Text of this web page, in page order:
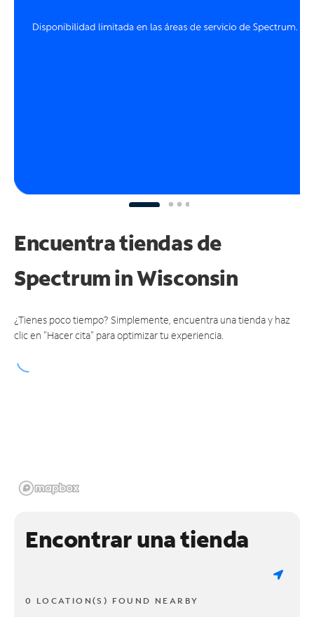
Encuentra tiendas de
Spectrumin Wisconsin
¿Tienes poco tiempo? Simplemente, encuentra una tienda y haz
clic en "Hacer cita" para optimizar tu experiencia.
Encontrar una tienda
0 LOCATION(S) FOUND NEARBY